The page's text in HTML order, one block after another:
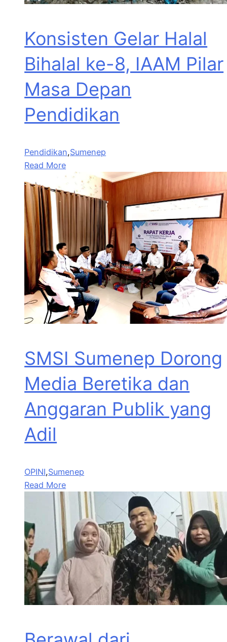
Konsisten Gelar Halal
Bihalal ke-8, IAAM Pilar
Masa Depan
Pendidikan
Pendidikan,Sumenep
Read More
SMSI Sumenep Dorong
Media Beretika dan
Anggaran Publik yang
Adil
OPINI,Sumenep
Read More